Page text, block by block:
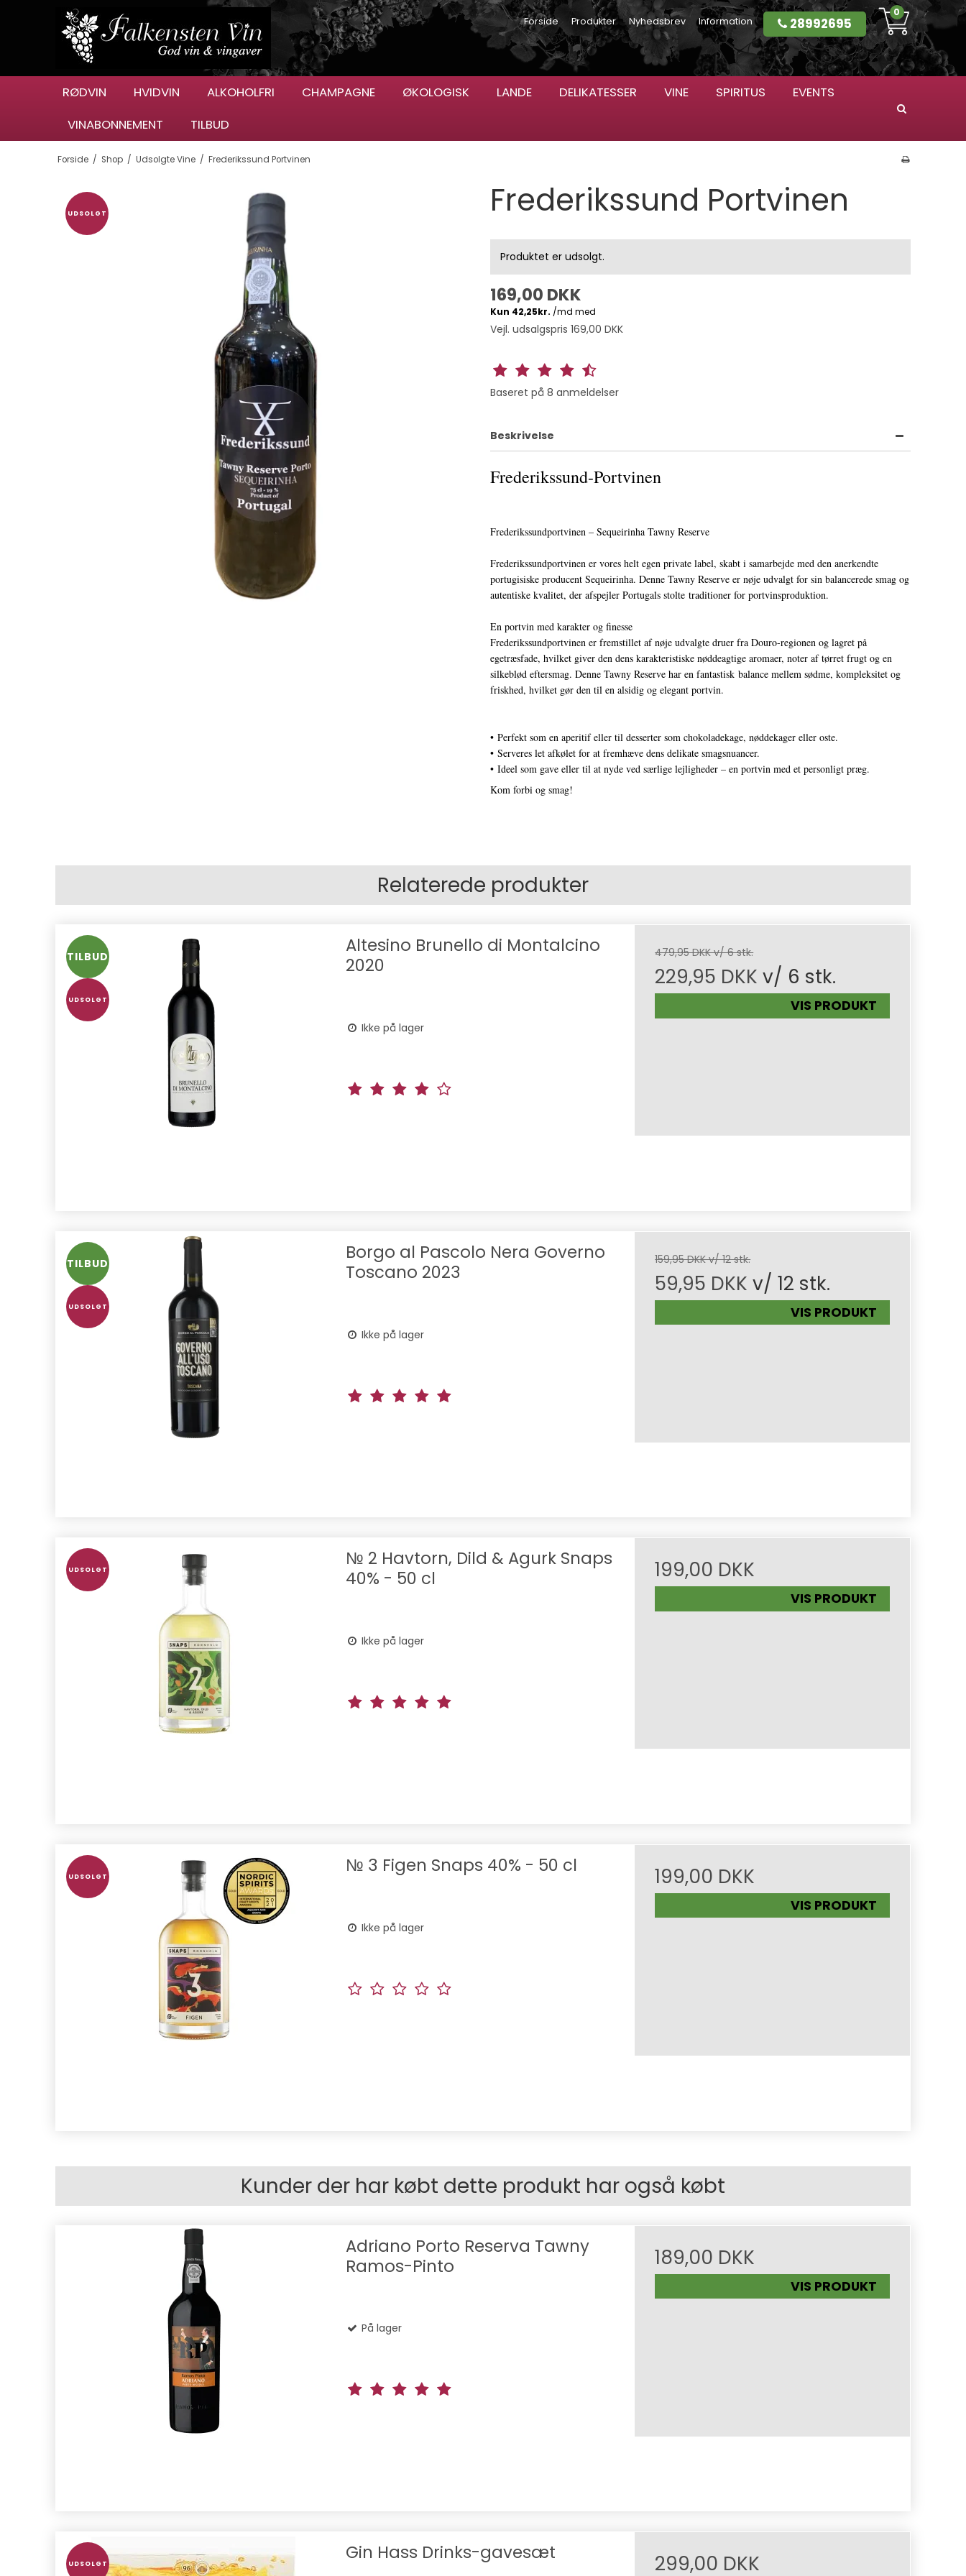
Forside Produkter Nyhedsbrev Information 28992695
0
RØDVIN HVIDVIN ALKOHOLFRI CHAMPAGNE ØKOLOGISK LANDE DELIKATESSER VINE SPIRITUS
EVENTS
VINABONNEMENT
TILBUD
Forside / Shop / Udsolgte Vine / Frederikssund Portvinen
UDSOLGT Frederikssund Portvinen
Produktet er udsolgt.
169,00 DKK
Vejl. udsalgspris 169,00 DKK
Baseret på 8 anmeldelser
Beskrivelse
Frederikssund-Portvinen
Frederikssundportvinen – Sequeirinha Tawny Reserve
Frederikssundportvinen er vores helt egen private label, skabt i samarbejde med den anerkendte
portugisiske producent Sequeirinha. Denne Tawny Reserve er nøje udvalgt for sin balancerede smag og
autentiske kvalitet, der afspejler Portugals stolte traditioner for portvinsproduktion.
En portvin med karakter og finesse
Frederikssundportvinen er fremstillet af nøje udvalgte druer fra Douro-regionen og lagret på
egetræsfade, hvilket giver den dens karakteristiske nøddeagtige aromaer, noter af tørret frugt og en
silkeblød eftersmag. Denne Tawny Reserve har en fantastisk balance mellem sødme, kompleksitet og
friskhed, hvilket gør den til en alsidig og elegant portvin.
• Perfekt som en aperitif eller til desserter som chokoladekage, nøddekager eller oste.
• Serveres let afkølet for at fremhæve dens delikate smagsnuancer.
• Ideel som gave eller til at nyde ved særlige lejligheder – en portvin med et personligt præg.
Kom forbi og smag!
Relaterede produkter
TILBUD
UDSOLGT
Altesino Brunello di Montalcino
2020
Ikke på lager
479,95 DKK v/ 6 stk.
229,95 DKK v/ 6 stk.
VIS PRODUKT
TILBUD
UDSOLGT
Borgo al Pascolo Nera Governo
Toscano 2023
Ikke på lager
159,95 DKK v/ 12 stk.
59,95 DKK v/ 12 stk.
VIS PRODUKT
UDSOLGT
№ 2 Havtorn, Dild & Agurk Snaps
40% - 50 cl
Ikke på lager
199,00 DKK
VIS PRODUKT
UDSOLGT № 3 Figen Snaps 40% - 50 cl
Ikke på lager
199,00 DKK
VIS PRODUKT
Kunder der har købt dette produkt har også købt
Adriano Porto Reserva Tawny
Ramos-Pinto
På lager
189,00 DKK
VIS PRODUKT
UDSOLGT Gin Hass Drinks-gavesæt 299,00 DKK